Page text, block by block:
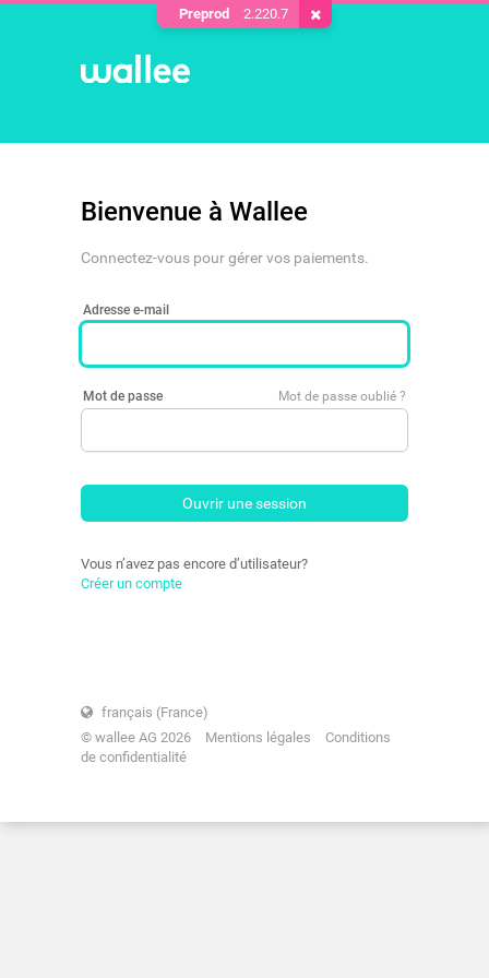
Bienvenue à Wallee
Connectez-vous pour gérer vos paiements.
Adresse e-mail
Mot de passe Mot de passe oublié ?
Ouvrir une session
Vous n’avez pas encore d’utilisateur?
Créer un compte
français (France)
© wallee AG 2026
Mentions légales
Conditions
de confidentialité
Preprod 2.220.7 Supprimer le cookie